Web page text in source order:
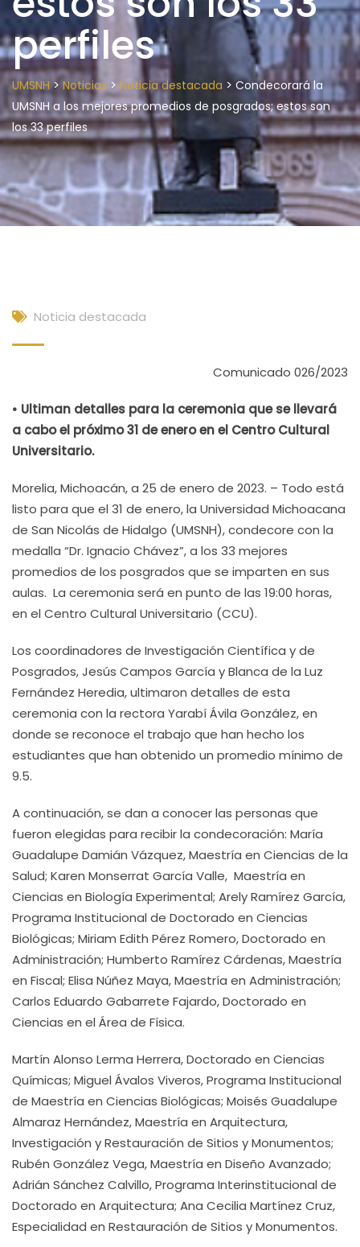
perfiles
UMSNH> Noticias > Noticia destacada > Condecorará la
UMSNH a los mejores promedios de posgrados; estos son
los 33 perfiles
Noticia destacada
Comunicado 026/2023
• Ultiman detalles para la ceremonia que se llevará
a cabo el próximo 31 de enero en el Centro Cultural
Universitario.
Morelia, Michoacán, a 25 de enero de 2023. – Todo está
listo para que el 31 de enero, la Universidad Michoacana
de San Nicolás de Hidalgo (UMSNH), condecore con la
medalla “Dr. Ignacio Chávez”, a los 33 mejores
promedios de los posgrados que se imparten en sus
aulas. La ceremonia será en punto de las 19:00 horas,
en el Centro Cultural Universitario (CCU).
Los coordinadores de Investigación Científica y de
Posgrados, Jesús Campos García y Blanca de la Luz
Fernández Heredia, ultimaron detalles de esta
ceremonia con la rectora Yarabí Ávila González, en
donde se reconoce el trabajo que han hecho los
estudiantes que han obtenido un promedio mínimo de
9.5.
A continuación, se dan a conocer las personas que
fueron elegidas para recibir la condecoración: María
Guadalupe Damián Vázquez, Maestría en Ciencias de la
Salud; Karen Monserrat García Valle, Maestría en
Ciencias en Biología Experimental; Arely Ramírez García,
Programa Institucional de Doctorado en Ciencias
Biológicas; Miriam Edith Pérez Romero, Doctorado en
Administración; Humberto Ramírez Cárdenas, Maestría
en Fiscal; Elisa Núñez Maya, Maestría en Administración;
Carlos Eduardo Gabarrete Fajardo, Doctorado en
Ciencias en el Área de Física.
Martín Alonso Lerma Herrera, Doctorado en Ciencias
Químicas; Miguel Ávalos Viveros, Programa Institucional
de Maestría en Ciencias Biológicas; Moisés Guadalupe
Almaraz Hernández, Maestría en Arquitectura,
Investigación y Restauración de Sitios y Monumentos;
Rubén González Vega, Maestría en Diseño Avanzado;
Adrián Sánchez Calvillo, Programa Interinstitucional de
Doctorado en Arquitectura; Ana Cecilia Martínez Cruz,
Especialidad en Restauración de Sitios y Monumentos.